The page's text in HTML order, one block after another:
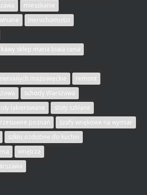
mieszkanie
nieruchomości
sklep maria biała cena
mazowieckie
remont
schody Warszawa
lakierowane
stoły szklane
poznań
szafy wnękowe na wymiar
szkło ozdobne do kuchni
wnętrza